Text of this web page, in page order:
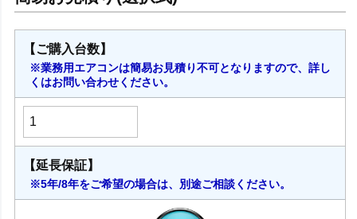
【ご購入台数】
※業務用エアコンは簡易お見積り不可となりますので、詳し
くはお問い合わせください。
【延長保証】
※5年/8年をご希望の場合は、別途ご相談ください。